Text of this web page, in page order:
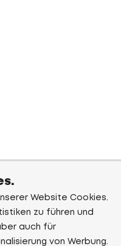
Website Cookies.
zu führen und
auch für
von Werbung.